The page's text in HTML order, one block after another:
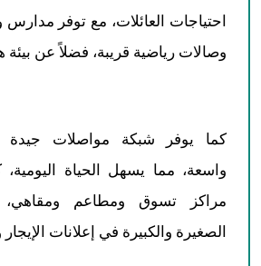
احتياجات العائلات، مع توفر
وصالات رياضية قريبة، فضلاً عن بيئة
كما يوفر شبكة مواصلات جيدة
واسعة، مما يسهل الحياة
مراكز تسوق ومطاعم ومقاهي،
الصغيرة والكبيرة في إعلانات الإيجار